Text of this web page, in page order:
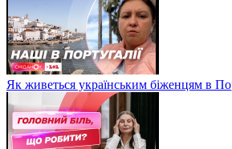
Як живеться українським біженцям в